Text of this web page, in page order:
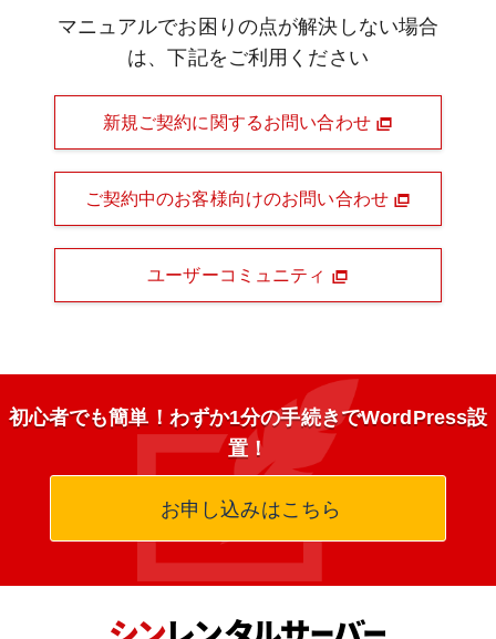
マニュアルでお困りの点が解決しない場合
は、下記をご利用ください
新規ご契約に関するお問い合わせ
ご契約中のお客様向けのお問い合わせ
ユーザーコミュニティ
初心者でも簡単！わずか1分の手続きでWordPress設
置！
お申し込みはこちら